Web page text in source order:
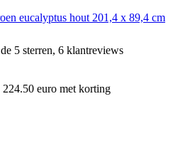
eucalyptus hout 201,4 x 89,4 cm
5 sterren, 6 klantreviews
euro met korting